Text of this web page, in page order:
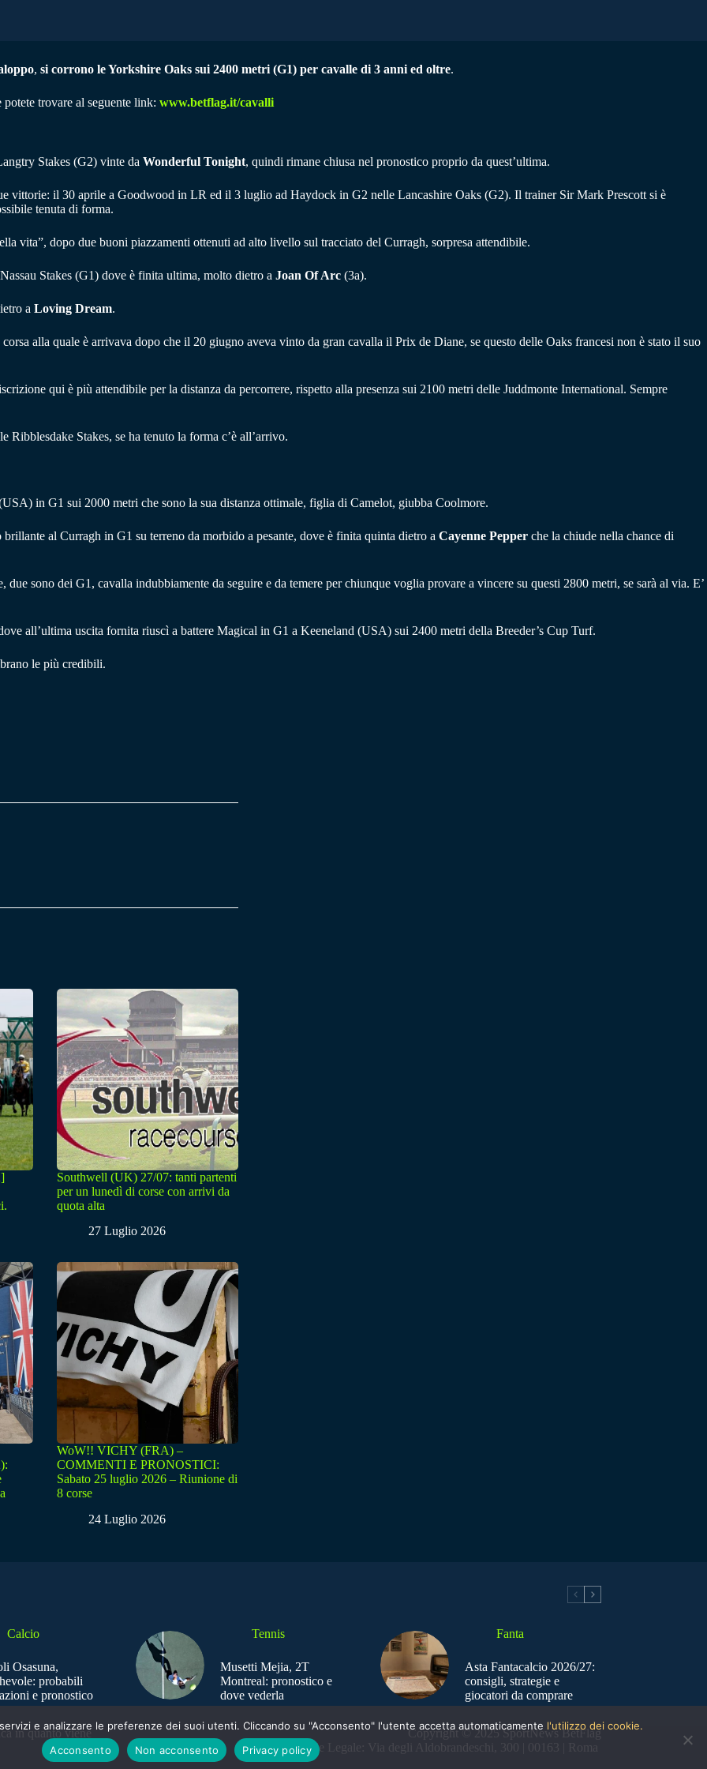
, si corrono le Yorkshire Oaks sui 2400 metri (G1) per cavalle di 3 anni ed oltre.
trovare al seguente link: www.betflag.it/cavalli
Stakes (G2) vinte da Wonderful Tonight, quindi rimane chiusa nel pronostico proprio da quest’ultima.
vittorie: il 30 aprile a Goodwood in LR ed il 3 luglio ad Haydock in G2 nelle Lancashire Oaks (G2). Il trainer Sir Mark Prescott si è
tenuta di forma.
vita”, dopo due buoni piazzamenti ottenuti ad alto livello sul tracciato del Curragh, sorpresa attendibile.
Stakes (G1) dove è finita ultima, molto dietro a Joan Of Arc (3a).
a Loving Dream.
alla quale è arrivava dopo che il 20 giugno aveva vinto da gran cavalla il Prix de Diane, se questo delle Oaks francesi non è stato il suo
qui è più attendibile per la distanza da percorrere, rispetto alla presenza sui 2100 metri delle Juddmonte International. Sempre
Stakes, se ha tenuto la forma c’è all’arrivo.
in G1 sui 2000 metri che sono la sua distanza ottimale, figlia di Camelot, giubba Coolmore.
al Curragh in G1 su terreno da morbido a pesante, dove è finita quinta dietro a Cayenne Pepper che la chiude nella chance di
sono dei G1, cavalla indubbiamente da seguire e da temere per chiunque voglia provare a vincere su questi 2800 metri, se sarà al via. E’
all’ultima uscita fornita riuscì a battere Magical in G1 a Keeneland (USA) sui 2400 metri della Breeder’s Cup Turf.
le più credibili.
Southwell (UK) 27/07: tanti partenti
per un lunedì di corse con arrivi da
quota alta
27 Luglio 2026
WoW!! VICHY (FRA) –
COMMENTI E PRONOSTICI:
Sabato 25 luglio 2026 – Riunione di
8 corse
24 Luglio 2026
Calcio
Osasuna,
probabili
e pronostico
Tennis
Musetti Mejia, 2T
Montreal: pronostico e
dove vederla
Fanta
Asta Fantacalcio 2026/27:
consigli, strategie e
giocatori da comprare
in quanto viene
Copyright © 2025 SportNews BetFlag
Sede Legale: Via degli Aldobrandeschi, 300 | 00163 | Roma
e analizzare le preferenze dei suoi utenti. Cliccando su "Acconsento" l'utente accetta automaticamente l'utilizzo dei cookie.
Acconsento
Non acconsento Privacy policy